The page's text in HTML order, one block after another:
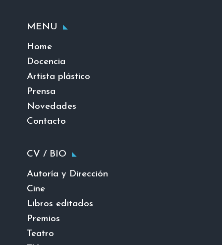
MENU
Home
Docencia
Artista plástico
Prensa
Novedades
Contacto
CV / BIO
Autoría y Dirección
Cine
Libros editados
Premios
Teatro